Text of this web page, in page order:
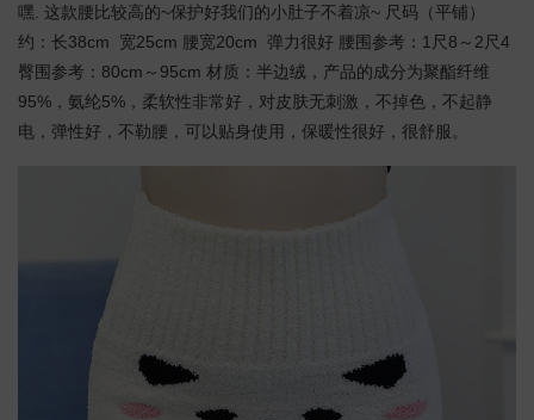
嘿. 这款腰比较高的~保护好我们的小肚子不着凉~ 尺码（平铺）
约：长38cm 宽25cm 腰宽20cm 弹力很好 腰围参考：1尺8～2尺4
臀围参考：80cm～95cm 材质：半边绒，产品的成分为聚酯纤维
95%，氨纶5%，柔软性非常好，对皮肤无刺激，不掉色，不起静
电，弹性好，不勒腰，可以贴身使用，保暖性很好，很舒服。